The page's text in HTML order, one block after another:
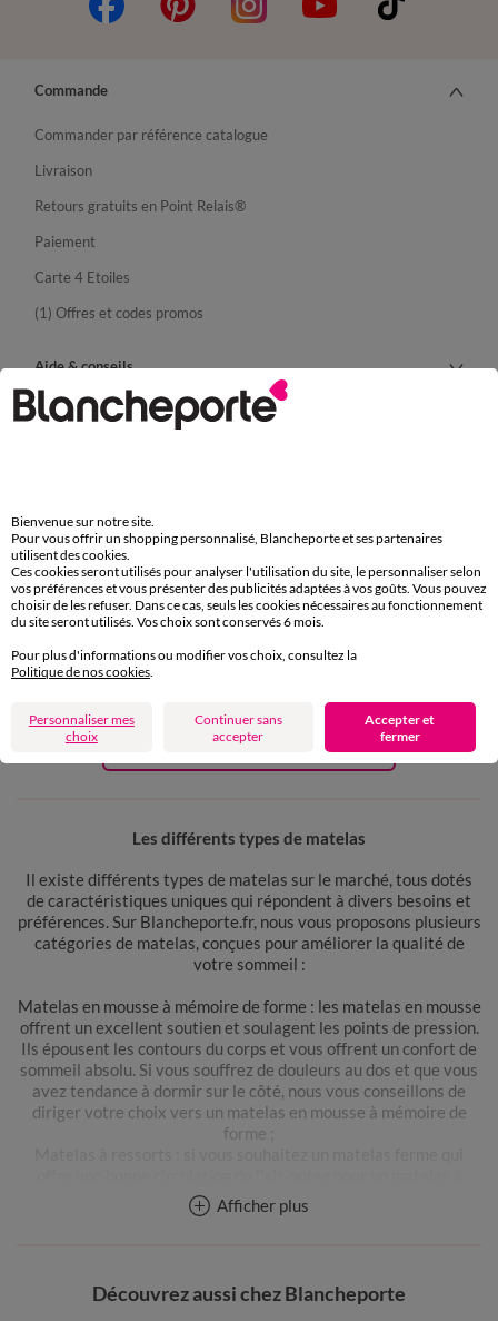
Demandez notre catalogue
Commande
Commander par référence catalogue
Livraison
Retours gratuits en Point Relais®
Paiement
Carte 4 Etoiles
(1) Offres et codes promos
Aide & conseils
Les différents types de matelas
Il existe différents types de matelas sur le marché, tous dotés
de caractéristiques uniques qui répondent à divers besoins et
préférences. Sur Blancheporte.fr, nous vous proposons plusieurs
catégories de matelas, conçues pour améliorer la qualité de
votre sommeil :
Matelas en mousse à mémoire de forme : les matelas en mousse
offrent un excellent soutien et soulagent les points de pression.
Ils épousent les contours du corps et vous offrent un confort de
sommeil absolu. Si vous souffrez de douleurs au dos et que vous
avez tendance à dormir sur le côté, nous vous conseillons de
diriger votre choix vers un matelas en mousse à mémoire de
forme ;
ressorts. Ces types de matelas comportent des ressorts
internes ensachés qui offrent un bon soutien ;
en étant légèrement plus fermes que les matelas en mousse à
Afficher plus
Découvrez aussi chez Blancheporte
Bienvenue sur notre site.
Pour vous offrir un shopping personnalisé, Blancheporte et ses partenaires
utilisent des cookies.
Ces cookies seront utilisés pour analyser l'utilisation du site, le personnaliser selon
vos préférences et vous présenter des publicités adaptées à vos goûts. Vous pouvez
choisir de les refuser. Dans ce cas, seuls les cookies nécessaires au fonctionnement
du site seront utilisés. Vos choix sont conservés 6 mois.
Pour plus d'informations ou modifier vos choix, consultez la
Politique de nos cookies.
Personnaliser mes
choix
Continuer sans
accepter
Accepter et
fermer